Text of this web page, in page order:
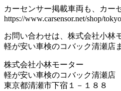
カーセンサー掲載車両も、カー
https://www.carsensor.net/shop/
お問い合わせは、株式会社小林
軽が安い車検のコバック清瀬店
株式会社小林モーター
軽が安い車検のコバック清瀬店
東京都清瀬市下宿１－１８８